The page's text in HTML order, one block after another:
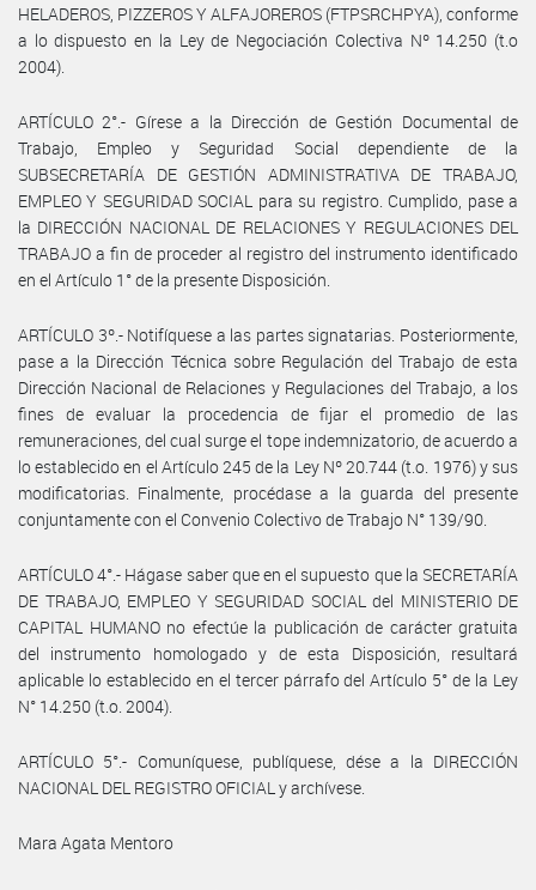
HELADEROS, PIZZEROS Y ALFAJOREROS (FTPSRCHPYA), conforme
a lo dispuesto en la Ley de Negociación Colectiva Nº 14.250 (t.o
2004).
ARTÍCULO 2°.- Gírese a la Dirección de Gestión Documental de
Trabajo, Empleo y Seguridad Social dependiente de la
SUBSECRETARÍA DE GESTIÓN ADMINISTRATIVA DE TRABAJO,
EMPLEO Y SEGURIDAD SOCIAL para su registro. Cumplido, pase a
la DIRECCIÓN NACIONAL DE RELACIONES Y REGULACIONES DEL
TRABAJO a fin de proceder al registro del instrumento identificado
en el Artículo 1° de la presente Disposición.
ARTÍCULO 3º.- Notifíquese a las partes signatarias. Posteriormente,
pase a la Dirección Técnica sobre Regulación del Trabajo de esta
Dirección Nacional de Relaciones y Regulaciones del Trabajo, a los
fines de evaluar la procedencia de fijar el promedio de las
remuneraciones, del cual surge el tope indemnizatorio, de acuerdo a
lo establecido en el Artículo 245 de la Ley Nº 20.744 (t.o. 1976) y sus
modificatorias. Finalmente, procédase a la guarda del presente
conjuntamente con el Convenio Colectivo de Trabajo N° 139/90.
ARTÍCULO 4°.- Hágase saber que en el supuesto que la SECRETARÍA
DE TRABAJO, EMPLEO Y SEGURIDAD SOCIAL del MINISTERIO DE
CAPITAL HUMANO no efectúe la publicación de carácter gratuita
del instrumento homologado y de esta Disposición, resultará
aplicable lo establecido en el tercer párrafo del Artículo 5° de la Ley
N° 14.250 (t.o. 2004).
ARTÍCULO 5°.- Comuníquese, publíquese, dése a la DIRECCIÓN
NACIONAL DEL REGISTRO OFICIAL y archívese.
Mara Agata Mentoro